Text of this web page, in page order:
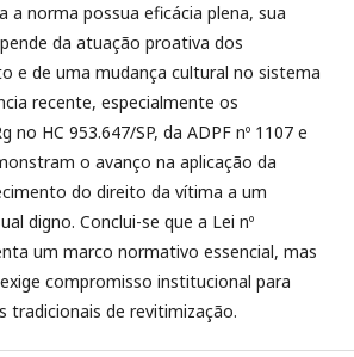
a norma possua eficácia plena, sua
da atuação proativa dos
e de uma mudança cultural no sistema
recente, especialmente os
no HC 953.647/SP, da ADPF nº 1107 e
o avanço na aplicação da
do direito da vítima a um
digno. Conclui-se que a Lei nº
um marco normativo essencial, mas
compromisso institucional para
tradicionais de revitimização.